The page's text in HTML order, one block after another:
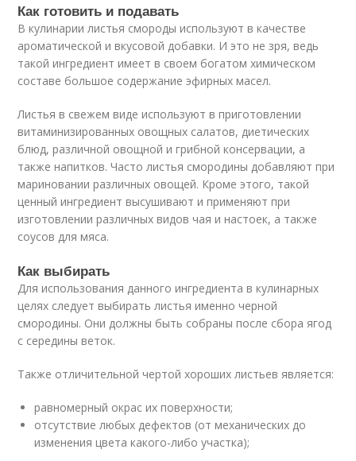
Как готовить и подавать
В кулинарии листья смороды используют в качестве
ароматической и вкусовой добавки. И это не зря, ведь
такой ингредиент имеет в своем богатом химическом
составе большое содержание эфирных масел.
Листья в свежем виде используют в приготовлении
витаминизированных овощных салатов, диетических
блюд, различной овощной и грибной консервации, а
также напитков. Часто листья смородины добавляют при
мариновании различных овощей. Кроме этого, такой
ценный ингредиент высушивают и применяют при
изготовлении различных видов чая и настоек, а также
соусов для мяса.
Как выбирать
Для использования данного ингредиента в кулинарных
целях следует выбирать листья именно черной
смородины. Они должны быть собраны после сбора ягод
с середины веток.
Также отличительной чертой хороших листьев является:
равномерный окрас их поверхности;
отсутствие любых дефектов (от механических до
изменения цвета какого-либо участка);